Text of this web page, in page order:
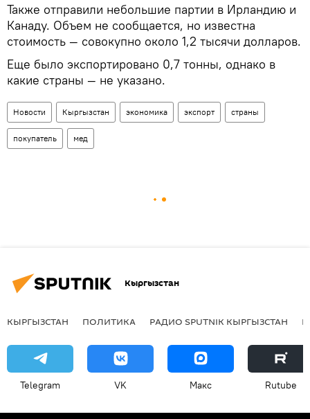
Также отправили небольшие партии в Ирландию и
Канаду. Объем не сообщается, но известна
стоимость — совокупно около 1,2 тысячи долларов.
Еще было экспортировано 0,7 тонны, однако в
какие страны — не указано.
Новости Кыргызстан экономика экспорт страны
покупатель мед
Кыргызстан
КЫРГЫЗСТАН ПОЛИТИКА РАДИО SPUTNIK КЫРГЫЗСТАН
Telegram VK Макс Rutube